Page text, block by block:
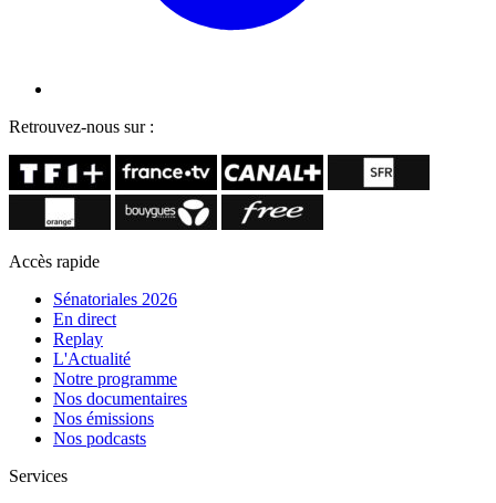
Retrouvez-nous sur :
Accès rapide
Sénatoriales 2026
En direct
Replay
L'Actualité
Notre programme
Nos documentaires
Nos émissions
Nos podcasts
Services